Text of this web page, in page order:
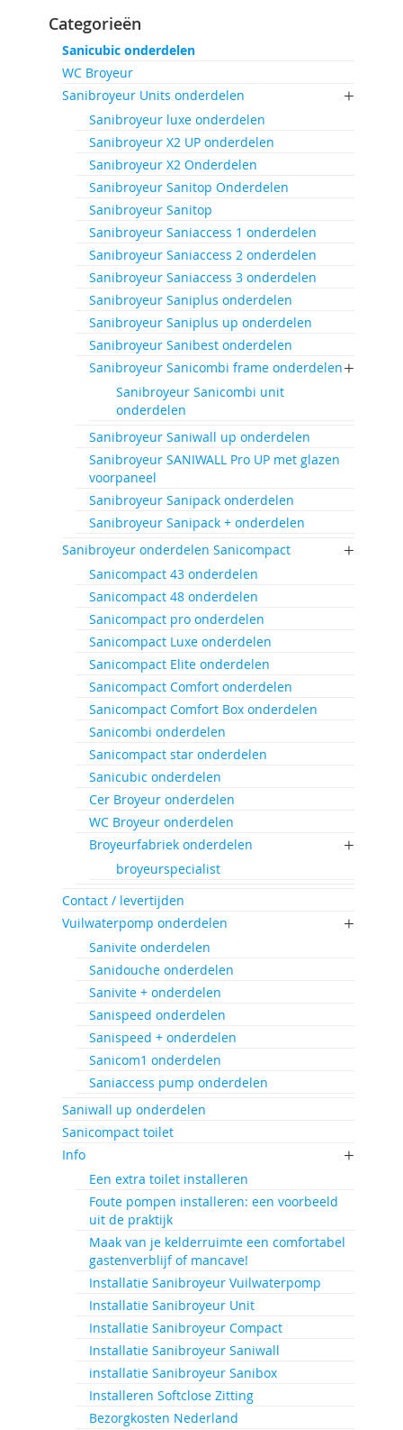
Categorieën
Sanicubic onderdelen
WC Broyeur
Sanibroyeur Units onderdelen
Sanibroyeur luxe onderdelen
Sanibroyeur X2 UP onderdelen
Sanibroyeur X2 Onderdelen
Sanibroyeur Sanitop Onderdelen
Sanibroyeur Sanitop
Sanibroyeur Saniaccess 1 onderdelen
Sanibroyeur Saniaccess 2 onderdelen
Sanibroyeur Saniaccess 3 onderdelen
Sanibroyeur Saniplus onderdelen
Sanibroyeur Saniplus up onderdelen
Sanibroyeur Sanibest onderdelen
Sanibroyeur Sanicombi frame onderdelen
Sanibroyeur Sanicombi unit
onderdelen
Sanibroyeur Saniwall up onderdelen
Sanibroyeur SANIWALL Pro UP met glazen
voorpaneel
Sanibroyeur Sanipack onderdelen
Sanibroyeur Sanipack + onderdelen
Sanibroyeur onderdelen Sanicompact
Sanicompact 43 onderdelen
Sanicompact 48 onderdelen
Sanicompact pro onderdelen
Sanicompact Luxe onderdelen
Sanicompact Elite onderdelen
Sanicompact Comfort onderdelen
Sanicompact Comfort Box onderdelen
Sanicombi onderdelen
Sanicompact star onderdelen
Sanicubic onderdelen
Cer Broyeur onderdelen
WC Broyeur onderdelen
Broyeurfabriek onderdelen
broyeurspecialist
Contact / levertijden
Vuilwaterpomp onderdelen
Sanivite onderdelen
Sanidouche onderdelen
Sanivite + onderdelen
Sanispeed onderdelen
Sanispeed + onderdelen
Sanicom1 onderdelen
Saniaccess pump onderdelen
Saniwall up onderdelen
Sanicompact toilet
Info
Een extra toilet installeren
Foute pompen installeren: een voorbeeld
uit de praktijk
Maak van je kelderruimte een comfortabel
gastenverblijf of mancave!
Installatie Sanibroyeur Vuilwaterpomp
Installatie Sanibroyeur Unit
Installatie Sanibroyeur Compact
Installatie Sanibroyeur Saniwall
installatie Sanibroyeur Sanibox
Installeren Softclose Zitting
Bezorgkosten Nederland